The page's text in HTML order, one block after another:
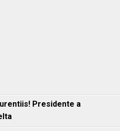
Presidente a